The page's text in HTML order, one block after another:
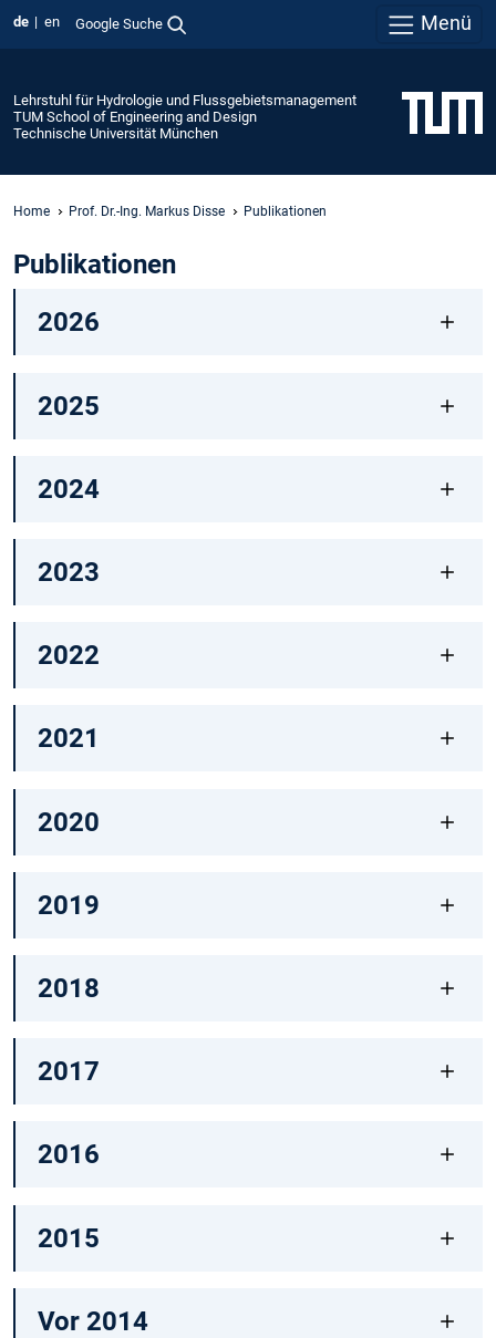
de en Google Suche Menü
Lehrstuhl für Hydrologie und Flussgebietsmanagement
TUM School of Engineering and Design
Technische Universität München
Home Prof. Dr.-Ing. Markus Disse Publikationen
Publikationen
2026
2025
2024
2023
2022
2021
2020
2019
2018
2017
2016
2015
Vor 2014